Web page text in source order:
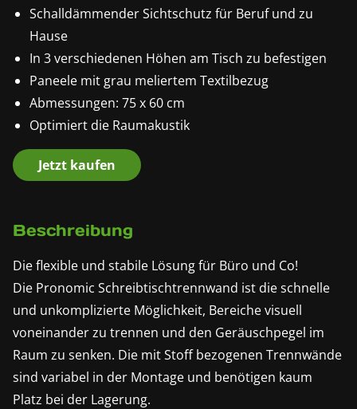
Schalldämmender Sichtschutz für Beruf und zu
Hause
In 3 verschiedenen Höhen am Tisch zu befestigen
Paneele mit grau meliertem Textilbezug
Abmessungen: 75 x 60 cm
Optimiert die Raumakustik
Jetzt kaufen
Beschreibung
Die flexible und stabile Lösung für Büro und Co!
Die Pronomic Schreibtischtrennwand ist die schnelle
und unkomplizierte Möglichkeit, Bereiche visuell
voneinander zu trennen und den Geräuschpegel im
Raum zu senken. Die mit Stoff bezogenen Trennwände
sind variabel in der Montage und benötigen kaum
Platz bei der Lagerung.